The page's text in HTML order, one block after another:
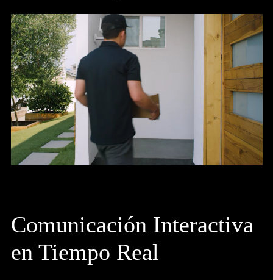
Comunicación Interactiva
en Tiempo Real